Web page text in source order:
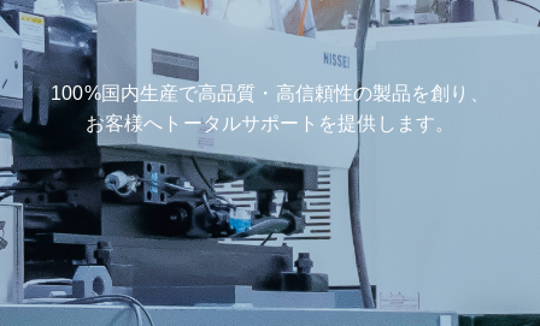
100%国内生産で高品質・高信頼性の製品を創り、
お客様へトータルサポートを提供します。